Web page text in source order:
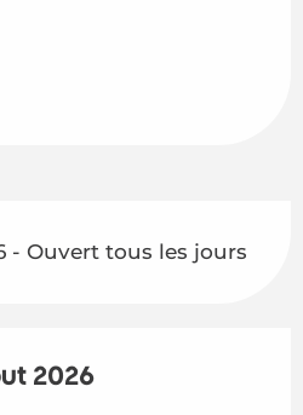
- Ouvert tous les jours
2026